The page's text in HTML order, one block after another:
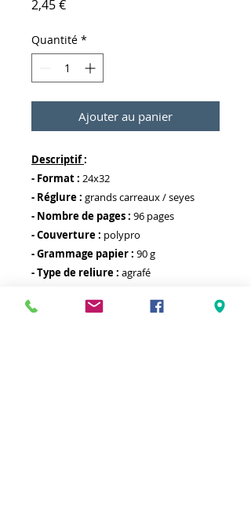
2,45 €Prix
Quantité *
Ajouter au panier
Descriptif:
- Format : 24x32
- Réglure : grands carreaux / seyes
- Nombre de pages : 96 pages
- Couverture : polypro
- Grammage papier : 90 g
- Type de reliure : agrafé